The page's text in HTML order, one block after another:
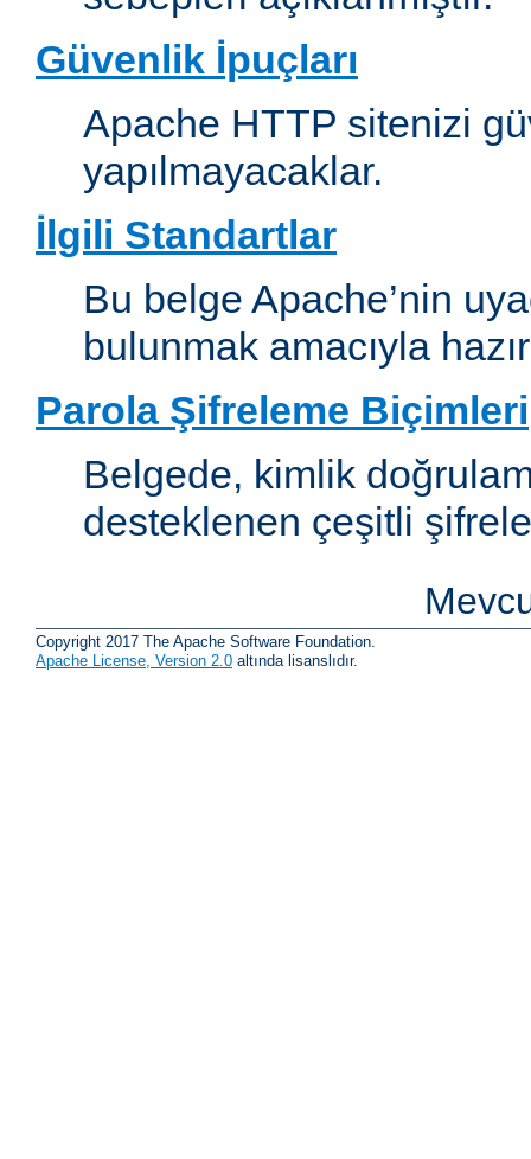
Güvenlik İpuçları
Apache HTTP sitenizi
yapılmayacaklar.
İlgili Standartlar
Bu belge Apache’nin
bulunmak amacıyla
Parola Şifreleme Biçimleri
Belgede, kimlik
desteklenen çeşitli
Copyright 2017 The Apache Software Foundation.
Apache License, Version 2.0 altında lisanslıdır.